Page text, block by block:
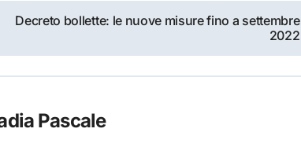
Decreto bollette: le nuove misure fino a settembre
2022
Pascale